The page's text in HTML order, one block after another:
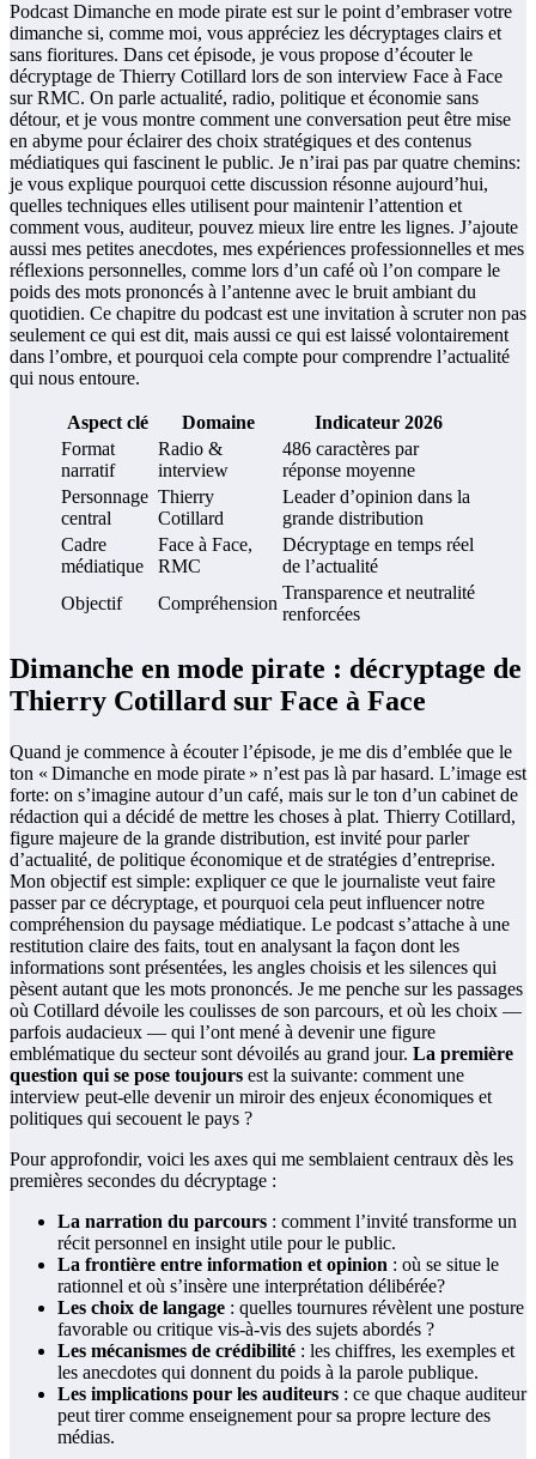
Podcast Dimanche en mode pirate est sur le point d’embraser votre
dimanche si, comme moi, vous appréciez les décryptages clairs et
sans fioritures. Dans cet épisode, je vous propose d’écouter le
décryptage de Thierry Cotillard lors de son interview Face à Face
sur RMC. On parle actualité, radio, politique et économie sans
détour, et je vous montre comment une conversation peut être mise
en abyme pour éclairer des choix stratégiques et des contenus
médiatiques qui fascinent le public. Je n’irai pas par quatre chemins:
je vous explique pourquoi cette discussion résonne aujourd’hui,
quelles techniques elles utilisent pour maintenir l’attention et
comment vous, auditeur, pouvez mieux lire entre les lignes. J’ajoute
aussi mes petites anecdotes, mes expériences professionnelles et mes
réflexions personnelles, comme lors d’un café où l’on compare le
poids des mots prononcés à l’antenne avec le bruit ambiant du
quotidien. Ce chapitre du podcast est une invitation à scruter non pas
seulement ce qui est dit, mais aussi ce qui est laissé volontairement
dans l’ombre, et pourquoi cela compte pour comprendre l’actualité
qui nous entoure.
Aspect clé Domaine
Indicateur 2026
Format
narratif
Radio &
interview
486 caractères par
réponse moyenne
Personnage
central
Thierry
Cotillard
Leader d’opinion dans la
grande distribution
Cadre
médiatique
Face à Face,
RMC
Décryptage en temps réel
de l’actualité
Objectif
Compréhension
Transparence et neutralité
renforcées
Dimanche en mode pirate : décryptage de
Thierry Cotillard sur Face à Face
Quand je commence à écouter l’épisode, je me dis d’emblée que le
ton « Dimanche en mode pirate » n’est pas là par hasard. L’image est
forte: on s’imagine autour d’un café, mais sur le ton d’un cabinet de
rédaction qui a décidé de mettre les choses à plat. Thierry Cotillard,
figure majeure de la grande distribution, est invité pour parler
d’actualité, de politique économique et de stratégies d’entreprise.
Mon objectif est simple: expliquer ce que le journaliste veut faire
passer par ce décryptage, et pourquoi cela peut influencer notre
compréhension du paysage médiatique. Le podcast s’attache à une
restitution claire des faits, tout en analysant la façon dont les
informations sont présentées, les angles choisis et les silences qui
pèsent autant que les mots prononcés. Je me penche sur les passages
où Cotillard dévoile les coulisses de son parcours, et où les choix —
parfois audacieux — qui l’ont mené à devenir une figure
emblématique du secteur sont dévoilés au grand jour. La première
question qui se pose toujours est la suivante: comment une
interview peut-elle devenir un miroir des enjeux économiques et
politiques qui secouent le pays ?
Pour approfondir, voici les axes qui me semblaient centraux dès les
premières secondes du décryptage :
La narration du parcours : comment l’invité transforme un
récit personnel en insight utile pour le public.
La frontière entre information et opinion : où se situe le
rationnel et où s’insère une interprétation délibérée?
Les choix de langage : quelles tournures révèlent une posture
favorable ou critique vis-à-vis des sujets abordés ?
Les mécanismes de crédibilité : les chiffres, les exemples et
les anecdotes qui donnent du poids à la parole publique.
Les implications pour les auditeurs : ce que chaque auditeur
peut tirer comme enseignement pour sa propre lecture des
médias.